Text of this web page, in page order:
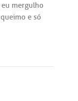
eu mergulho
queimo e só